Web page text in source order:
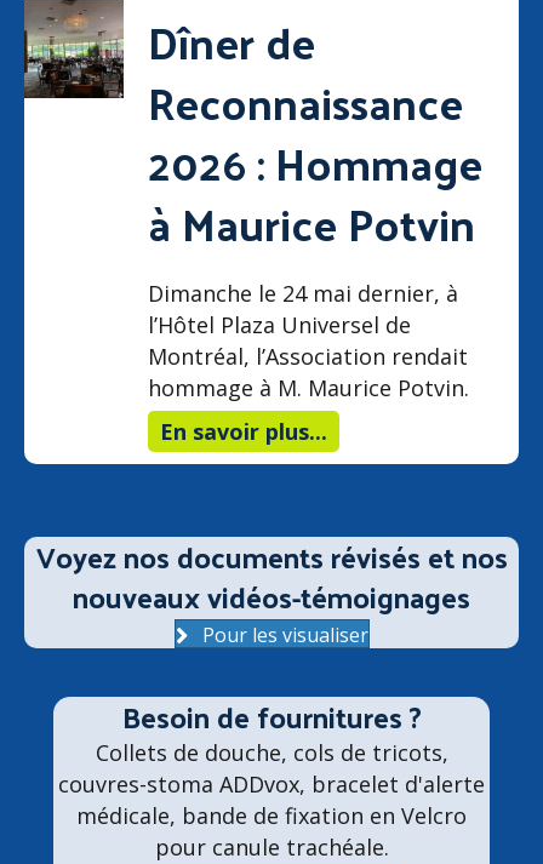
Dîner de
Reconnaissance
2026 : Hommage
à Maurice Potvin
Dimanche le 24 mai dernier, à
l’Hôtel Plaza Universel de
Montréal, l’Association rendait
hommage à M. Maurice Potvin.
En savoir plus...
Voyez nos documents révisés et nos
nouveaux vidéos-témoignages
Pour les visualiser
Besoin de fournitures ?
Collets de douche, cols de tricots,
couvres-stoma ADDvox, bracelet d'alerte
médicale, bande de fixation en Velcro
pour canule trachéale.